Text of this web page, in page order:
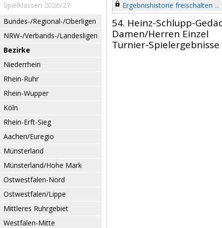
Spielklassen 2026/27
Bundes-/Regional-/Oberligen
NRW-/Verbands-/Landesligen
Bezirke
Niederrhein
Rhein-Ruhr
Rhein-Wupper
Köln
Rhein-Erft-Sieg
Aachen/Euregio
Münsterland
Münsterland/Hohe Mark
Ostwestfalen-Nord
Ostwestfalen/Lippe
Mittleres Ruhrgebiet
Westfalen-Mitte
Ergebnishistorie freischalten ...
54. Heinz-Schlupp-
Damen/Herren Einzel
Turnier-Spielergebnisse